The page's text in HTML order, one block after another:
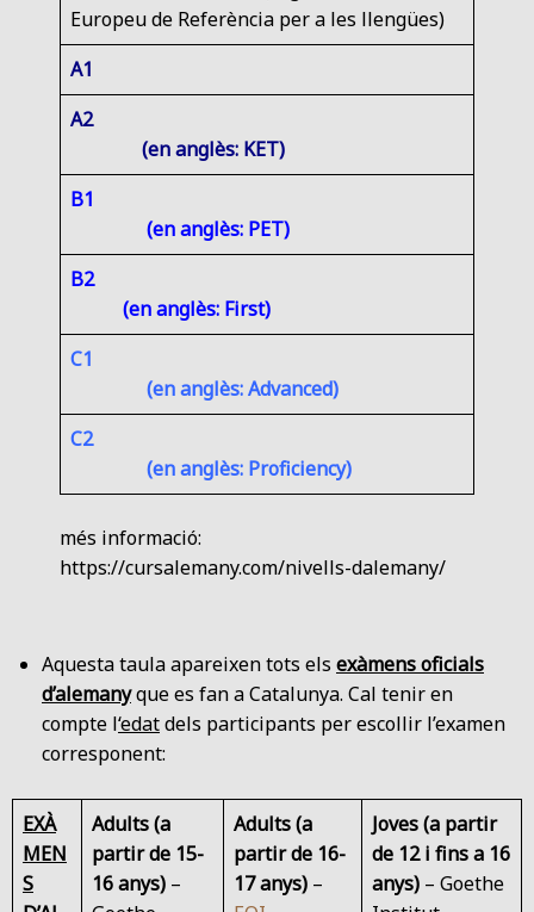
Europeu de Referència per a les llengües)
A1
A2
(en anglès: KET)
B1
(en anglès: PET)
B2
(en anglès: First)
C1
(en anglès: Advanced)
C2
(en anglès: Proficiency)
més informació:
https://cursalemany.com/nivells-dalemany/
Aquesta taula apareixen tots els exàmens oficials
d’alemanyque es fan a Catalunya. Cal tenir en
compte l‘edatdels participants per escollir l’examen
corresponent:
EXÀ
MEN
S
Adults (a
partir de 15-
16 anys) –
Adults (a
partir de 16-
17 anys) –
Joves (a partir
de 12 i fins a 16
anys) – Goethe